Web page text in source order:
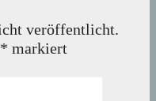
veröffentlicht.
* markiert